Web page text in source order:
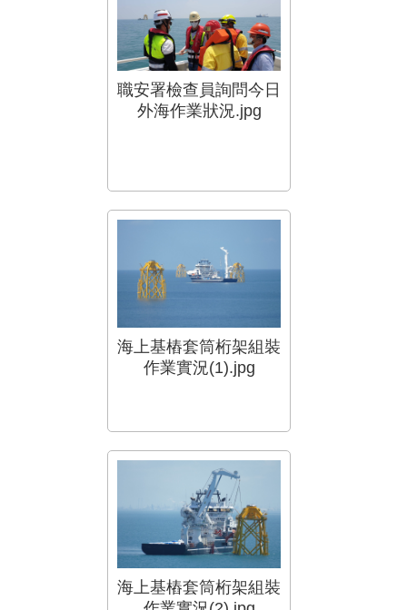
職安署檢查員詢問今日
外海作業狀況.jpg
海上基樁套筒桁架組裝
作業實況(1).jpg
海上基樁套筒桁架組裝